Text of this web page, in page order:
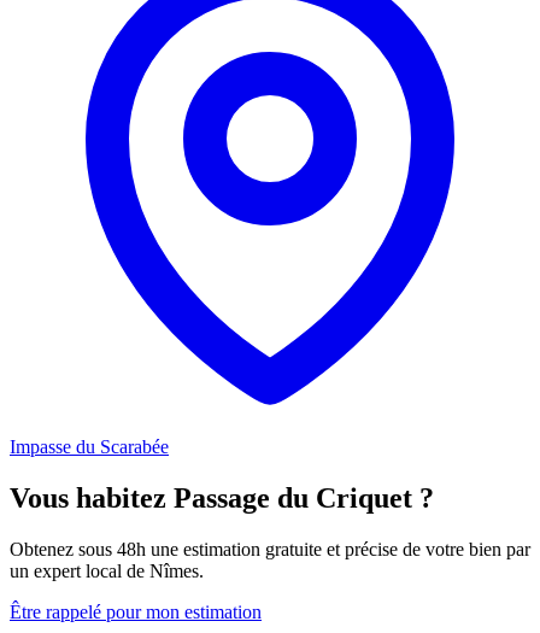
Impasse du Scarabée
Vous habitez Passage du Criquet ?
Obtenez sous 48h une estimation gratuite et précise de votre bien par
un expert local de Nîmes.
Être rappelé pour mon estimation